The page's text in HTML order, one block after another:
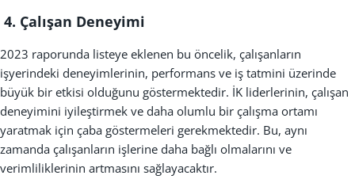
4. Çalışan Deneyimi
2023 raporunda listeye eklenen bu öncelik, çalışanların
işyerindeki deneyimlerinin, performans ve iş tatmini üzerinde
büyük bir etkisi olduğunu göstermektedir. İK liderlerinin, çalışan
deneyimini iyileştirmek ve daha olumlu bir çalışma ortamı
yaratmak için çaba göstermeleri gerekmektedir. Bu, aynı
zamanda çalışanların işlerine daha bağlı olmalarını ve
verimliliklerinin artmasını sağlayacaktır.